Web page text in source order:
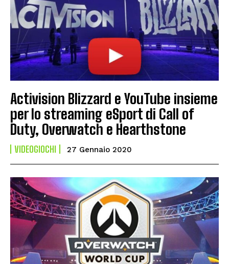
Activision Blizzard e YouTube insieme
per lo streaming eSport di Call of
Duty, Overwatch e Hearthstone
VIDEOGIOCHI 27 Gennaio 2020